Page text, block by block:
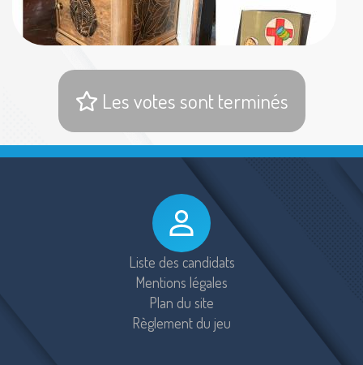
Les votes sont terminés
Liste des candidats
Mentions légales
Plan du site
Règlement du jeu